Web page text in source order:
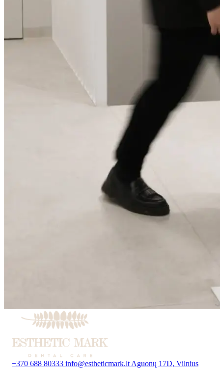
+370 688 80333 info@estheticmark.lt Aguonų 17D, Vilnius